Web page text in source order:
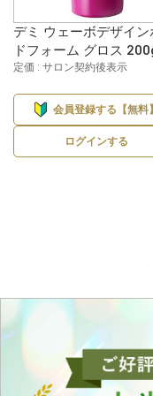
デミ ウェーボデザイン
ドフォーム グロス
定価 : サロン契約後表示
会員登録する【無料】
ログインする